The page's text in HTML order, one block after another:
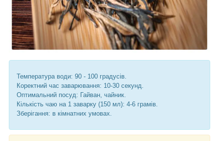
Температура води: 90 - 100 градусів.
Коректний час заварювання: 10-30 секунд.
Оптимальний посуд: Гайван, чайник.
Кількість чаю на 1 заварку (150 мл): 4-6 грамів.
Зберігання: в кімнатних умовах.